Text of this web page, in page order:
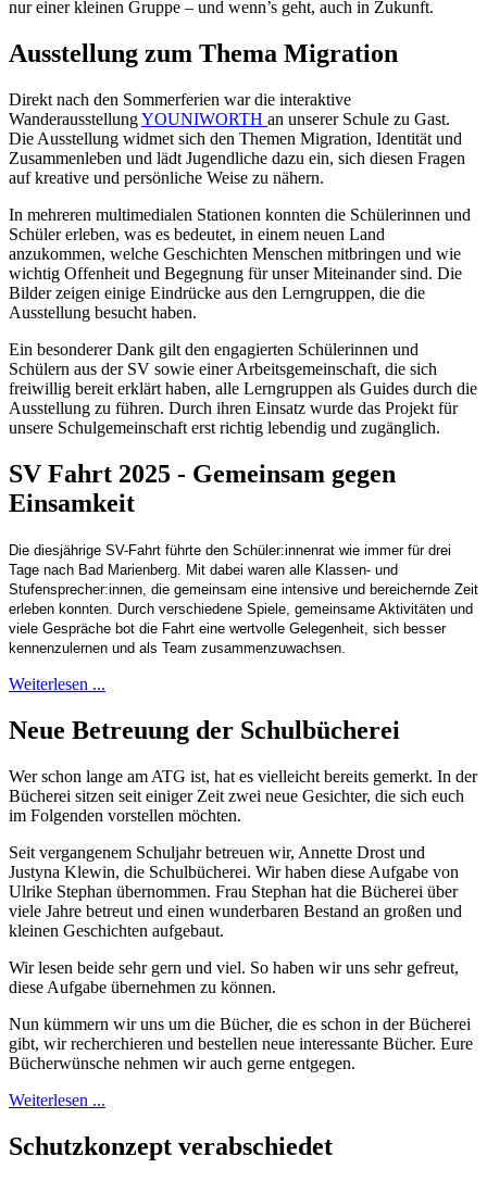
nur einer kleinen Gruppe – und wenn’s geht, auch in Zukunft.
Ausstellung zum Thema Migration
Direkt nach den Sommerferien war die interaktive
WanderausstellungYOUNIWORTH an unserer Schule zu Gast.
Die Ausstellung widmet sich den Themen Migration, Identität und
Zusammenleben und lädt Jugendliche dazu ein, sich diesen Fragen
auf kreative und persönliche Weise zu nähern.
In mehreren multimedialen Stationen konnten die Schülerinnen und
Schüler erleben, was es bedeutet, in einem neuen Land
anzukommen, welche Geschichten Menschen mitbringen und wie
wichtig Offenheit und Begegnung für unser Miteinander sind. Die
Bilder zeigen einige Eindrücke aus den Lerngruppen, die die
Ausstellung besucht haben.
Ein besonderer Dank gilt den engagierten Schülerinnen und
Schülern aus der SV sowie einer Arbeitsgemeinschaft, die sich
freiwillig bereit erklärt haben, alle Lerngruppen als Guides durch die
Ausstellung zu führen. Durch ihren Einsatz wurde das Projekt für
unsere Schulgemeinschaft erst richtig lebendig und zugänglich.
SV Fahrt 2025 - Gemeinsam gegen
Einsamkeit
Die diesjährige SV-Fahrt führte den Schüler:innenrat wie immer für drei
Tage nach Bad Marienberg. Mit dabei waren alle Klassen- und
Stufensprecher:innen, die gemeinsam eine intensive und bereichernde Zeit
erleben konnten. Durch verschiedene Spiele, gemeinsame Aktivitäten und
viele Gespräche bot die Fahrt eine wertvolle Gelegenheit, sich besser
kennenzulernen und als Team zusammenzuwachsen.
Weiterlesen ...
Neue Betreuung der Schulbücherei
Wer schon lange am ATG ist, hat es vielleicht bereits gemerkt. In der
Bücherei sitzen seit einiger Zeit zwei neue Gesichter, die sich euch
im Folgenden vorstellen möchten.
Seit vergangenem Schuljahr betreuen wir, Annette Drost und
Justyna Klewin, die Schulbücherei. Wir haben diese Aufgabe von
Ulrike Stephan übernommen. Frau Stephan hat die Bücherei über
viele Jahre betreut und einen wunderbaren Bestand an großen und
kleinen Geschichten aufgebaut.
Wir lesen beide sehr gern und viel. So haben wir uns sehr gefreut,
diese Aufgabe übernehmen zu können.
Nun kümmern wir uns um die Bücher, die es schon in der Bücherei
gibt, wir recherchieren und bestellen neue interessante Bücher. Eure
Bücherwünsche nehmen wir auch gerne entgegen.
Weiterlesen ...
Schutzkonzept verabschiedet